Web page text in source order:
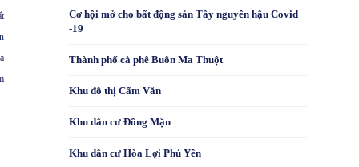
Cơ hội mở cho bất động sản Tây nguyên hậu Covid
-19
Thành phố cà phê Buôn Ma Thuột
Khu đô thị Cẩm Văn
Khu dân cư Đồng Mặn
Khu dân cư Hòa Lợi Phú Yên